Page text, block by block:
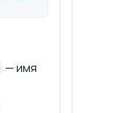
— имя